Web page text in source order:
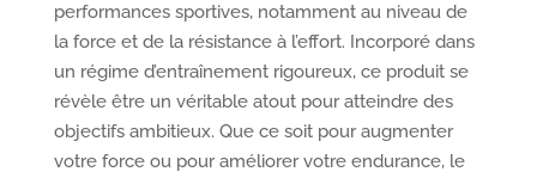
performances sportives, notamment au niveau de
la force et de la résistance à l’effort. Incorporé dans
un régime d’entraînement rigoureux, ce produit se
révèle être un véritable atout pour atteindre des
objectifs ambitieux. Que ce soit pour augmenter
votre force ou pour améliorer votre endurance, le